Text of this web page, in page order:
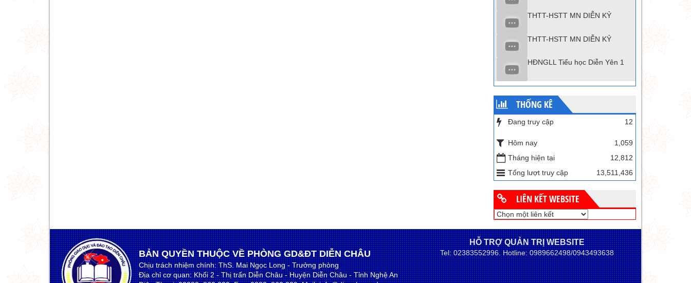
THTT-HSTT MN DIỄN KỶ
THTT-HSTT MN DIỄN KỶ
HĐNGLL Tiểu học Diễn Yên 1
THỐNG KÊ
Đang truy cập 12
Hôm nay
1,059
Tháng hiện tại
12,812
Tổng lượt truy cập
13,511,436
LIÊN KẾT WEBSITE
BẢN QUYỀN THUỘC VỀ PHÒNG GD&ĐT DIỄN CHÂU
Chịu trách nhiệm chính: ThS. Mai Ngọc Long - Trưởng phòng
Địa chỉ cơ quan: Khối 2 - Thị trấn Diễn Châu - Huyện Diễn Châu - Tỉnh Nghệ An
HỖ TRỢ QUẢN TRỊ WEBSITE
Tel: 02383552996. Hotline: 0989662498/0943493638